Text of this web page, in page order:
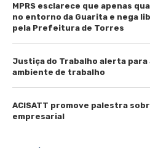
MPRS esclarece que apenas
no entorno da Guarita e nega
pela Prefeitura de Torres
Justiça do Trabalho alerta
ambiente de trabalho
ACISATT promove palestra
empresarial